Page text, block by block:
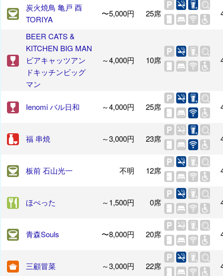
炭火焼鳥 亀戸 酉
TORIYA
〜5,000円 25席
BEER CATS &
KITCHEN BIG MAN
ビアキャッツアン
ドキッチンビッグ
マン
～4,000円 10席
Ienomi バル日和 ～4,000円 25席
福 串焼 ～3,000円 23席
板前 石山光一 不明 12席
ほぺった ～1,500円 0席
青森Souls 〜8,000円 20席
三顧冒菜 ～3,000円 22席